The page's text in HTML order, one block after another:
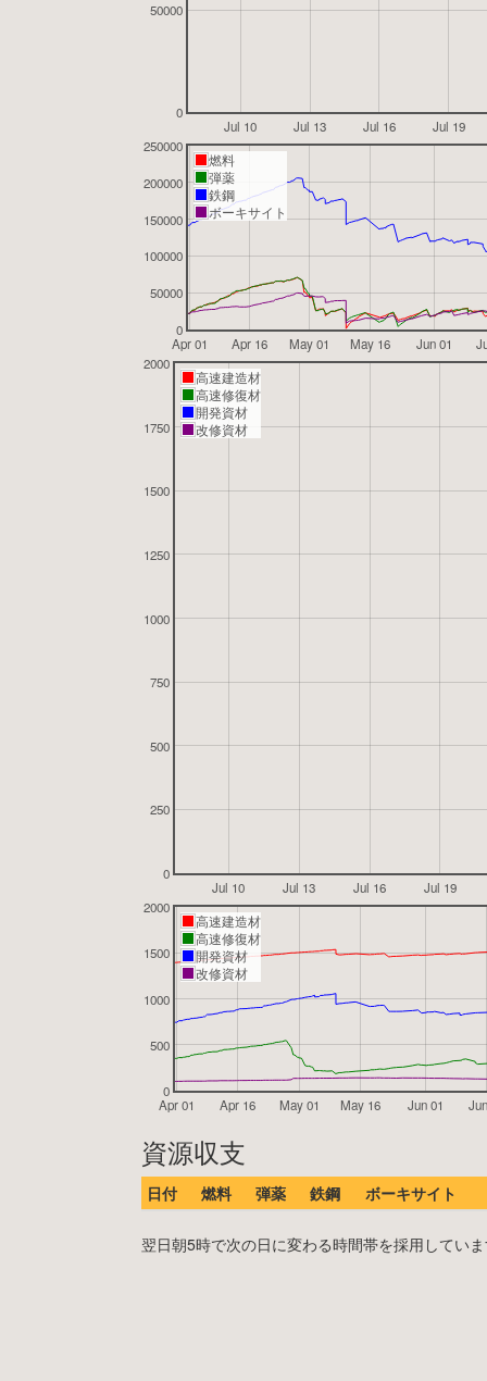
Jul 10 Jul 13 Jul 16 Jul 19
0
50000
Apr 01 Apr 16 May 01 May 16 Jun 01
0
50000
100000
150000
200000
250000
燃料
弾薬
鉄鋼
ボーキサイト
Jul 10 Jul 13 Jul 16 Jul 19
0
250
500
750
1000
1250
1500
1750
2000
高速建造材
高速修復材
開発資材
改修資材
Apr 01 Apr 16 May 01 May 16 Jun 01
0
500
1000
1500
2000
高速建造材
高速修復材
開発資材
改修資材
資源収支
日付 燃料 弾薬 鉄鋼 ボーキサイト
翌日朝5時で次の日に変わる時間帯を採用してい